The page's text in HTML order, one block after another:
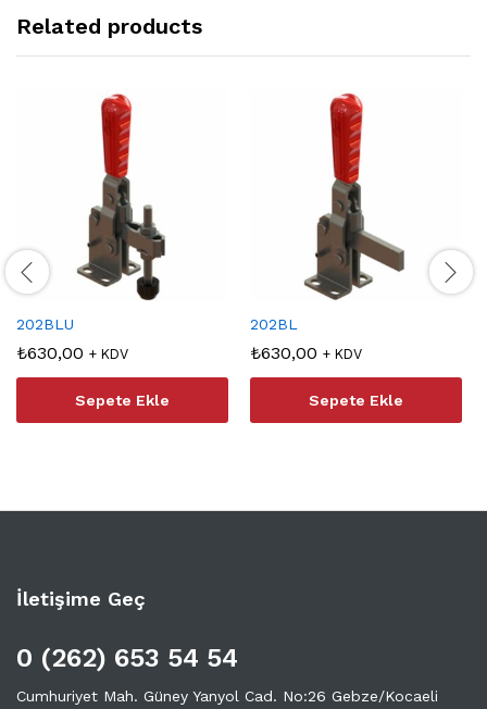
Related products
202BLU
₺630,00 + KDV
Sepete Ekle
202BL
₺630,00 + KDV
Sepete Ekle
İletişime Geç
0 (262) 653 54 54
Cumhuriyet Mah. Güney Yanyol Cad. No:26 Gebze/Kocaeli